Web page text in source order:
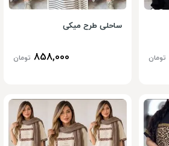
تومان
ساحلی طرح میکی
858,000 تومان